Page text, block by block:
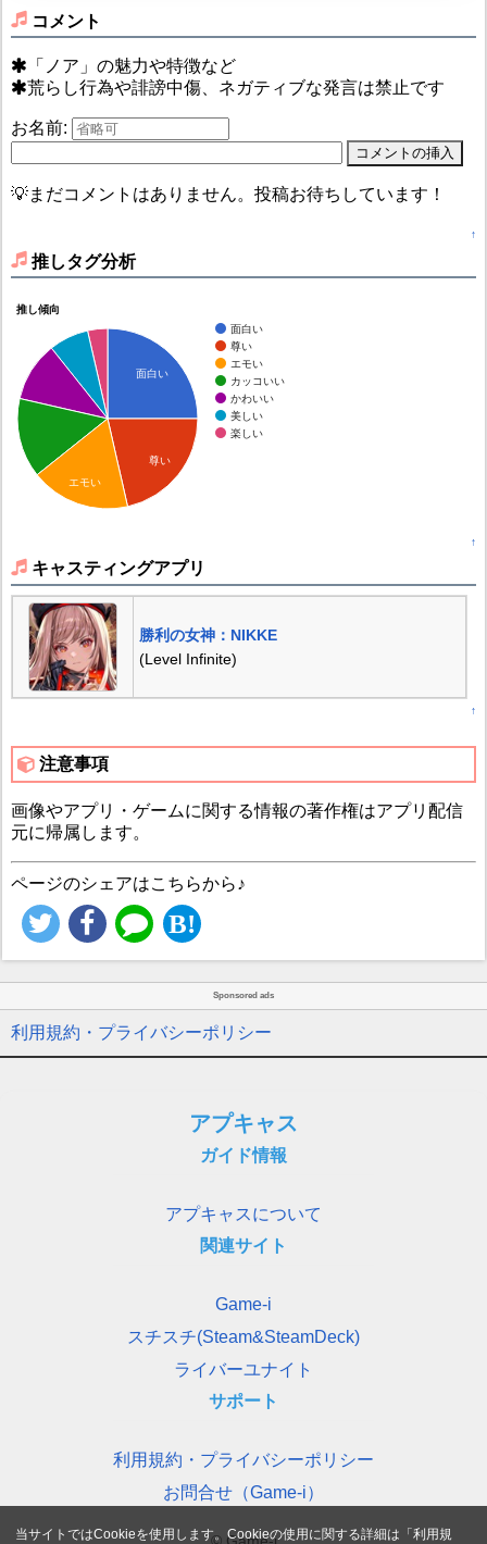
コメント
「ノア」の魅力や特徴など
荒らし行為や誹謗中傷、ネガティブな発言は禁止です
お名前:
💡まだコメントはありません。投稿お待ちしています！
↑
推しタグ分析
推し傾向
面白い
尊い
エモい
カッコいい
かわいい
美しい
楽しい
面白い
尊い
エモい
↑
キャスティングアプリ
勝利の女神：NIKKE
(Level Infinite)
↑
注意事項
画像やアプリ・ゲームに関する情報の著作権はアプリ配信
元に帰属します。
ページのシェアはこちらから♪
Sponsored ads
利用規約・プライバシーポリシー
アプキャス
ガイド情報
アプキャスについて
関連サイト
Game-i
スチスチ(Steam&SteamDeck)
ライバーユナイト
サポート
利用規約・プライバシーポリシー
お問合せ（Game-i）
当サイトではCookieを使用します。Cookieの使用に関する詳細は「利用規